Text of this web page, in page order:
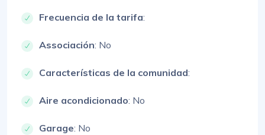
Frecuencia de la tarifa:
Associación: No
Características de la comunidad:
Aire acondicionado: No
Garage: No